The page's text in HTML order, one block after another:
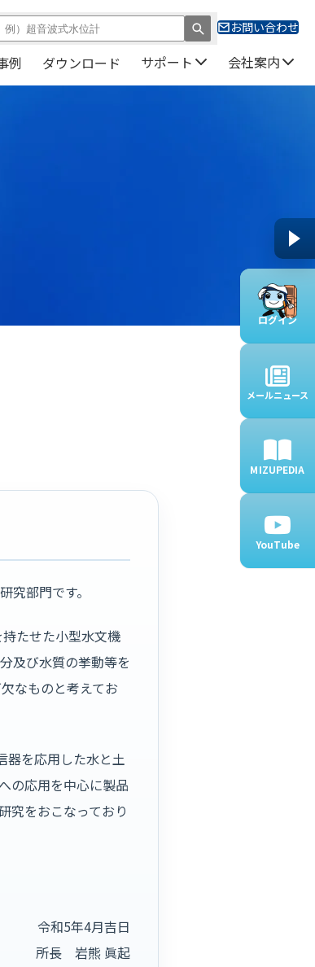
お問い合わせ
例 ダウンロード サポート 会社案内
部門です。
たせた小型水文機
及び水質の挙動等を
なものと考えてお
器を応用した水と土
の応用を中心に製品
究をおこなっており
令和5年4月吉日
所長 岩熊 眞起
ログイン
メールニュース
MIZUPEDIA
YouTube